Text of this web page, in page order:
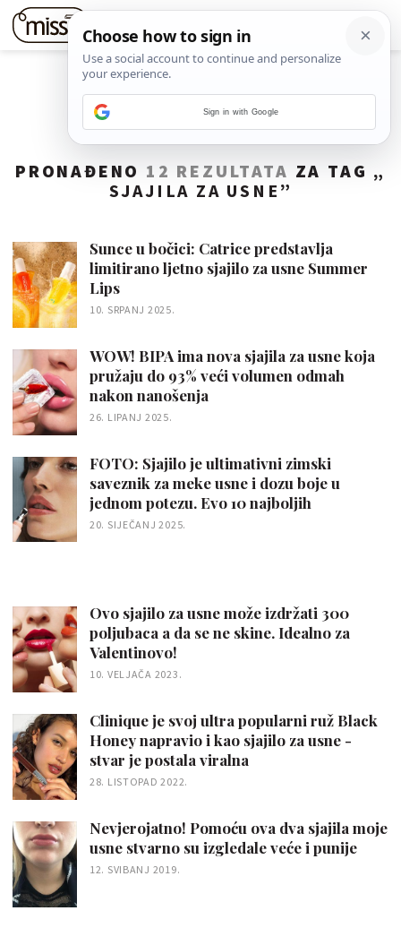
PRONAĐENO 12 REZULTATA ZA TAG „
SJAJILA ZA USNE ”
Sunce u bočici: Catrice predstavlja
limitirano ljetno sjajilo za usne Summer
Lips
10. SRPANJ 2025.
WOW! BIPA ima nova sjajila za usne koja
pružaju do 93% veći volumen odmah
nakon nanošenja
26. LIPANJ 2025.
FOTO: Sjajilo je ultimativni zimski
saveznik za meke usne i dozu boje u
jednom potezu. Evo 10 najboljih
20. SIJEČANJ 2025.
Ovo sjajilo za usne može izdržati 300
poljubaca a da se ne skine. Idealno za
Valentinovo!
10. VELJAČA 2023.
Clinique je svoj ultra popularni ruž Black
Honey napravio i kao sjajilo za usne -
stvar je postala viralna
28. LISTOPAD 2022.
Nevjerojatno! Pomoću ova dva sjajila moje
usne stvarno su izgledale veće i punije
12. SVIBANJ 2019.
Sign in with Google